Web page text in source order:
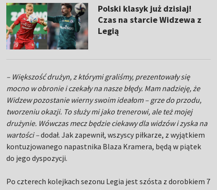
Polski klasyk już dzisiaj!
Czas na starcie Widzewa z
Legią
– Większość drużyn, z którymi graliśmy, prezentowały się
mocno w obronie i czekały na nasze błędy. Mam nadzieję, że
Widzew pozostanie wierny swoim ideałom – grze do przodu,
tworzeniu okazji. To służy mi jako trenerowi, ale też mojej
drużynie. Wówczas mecz będzie ciekawy dla widzów i zyska na
wartości –dodał. Jak zapewnił, wszyscy piłkarze, z wyjątkiem
kontuzjowanego napastnika Blaza Kramera, będą w piątek
do jego dyspozycji.
Po czterech kolejkach sezonu Legia jest szósta z dorobkiem 7